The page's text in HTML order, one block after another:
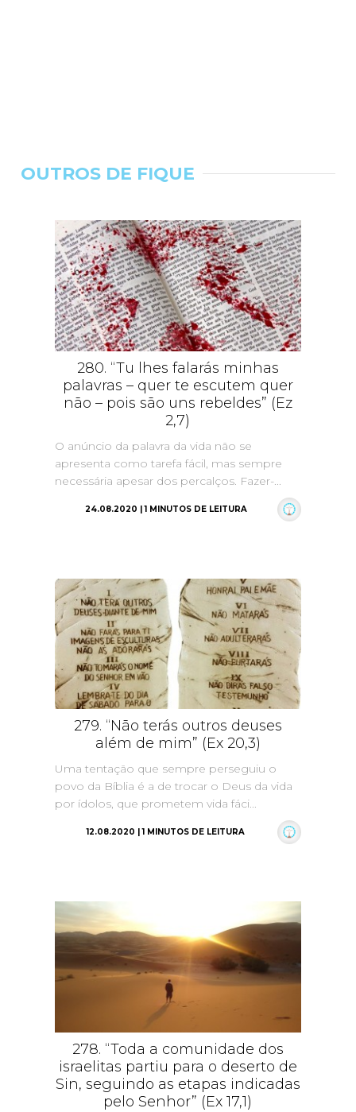
OUTROS DE FIQUE
280. “Tu lhes falarás minhas
palavras – quer te escutem quer
não – pois são uns rebeldes” (Ez
2,7)
O anúncio da palavra da vida não se
apresenta como tarefa fácil, mas sempre
necessária apesar dos percalços. Fazer-...
24.08.2020 | 1 MINUTOS DE LEITURA
279. “Não terás outros deuses
além de mim” (Ex 20,3)
Uma tentação que sempre perseguiu o
povo da Bíblia é a de trocar o Deus da vida
por ídolos, que prometem vida fáci...
12.08.2020 | 1 MINUTOS DE LEITURA
278. “Toda a comunidade dos
israelitas partiu para o deserto de
Sin, seguindo as etapas indicadas
pelo Senhor” (Ex 17,1)